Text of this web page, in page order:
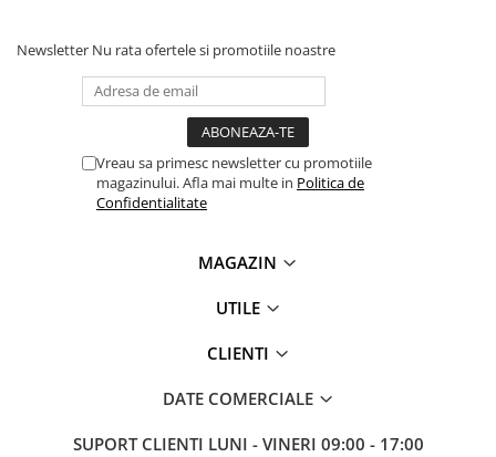
Newsletter Nu rata ofertele si promotiile noastre
Vreau sa primesc newsletter cu promotiile
magazinului. Afla mai multe in Politica de
Confidentialitate
MAGAZIN
UTILE
CLIENTI
DATE COMERCIALE
SUPORT CLIENTI LUNI - VINERI 09:00 - 17:00